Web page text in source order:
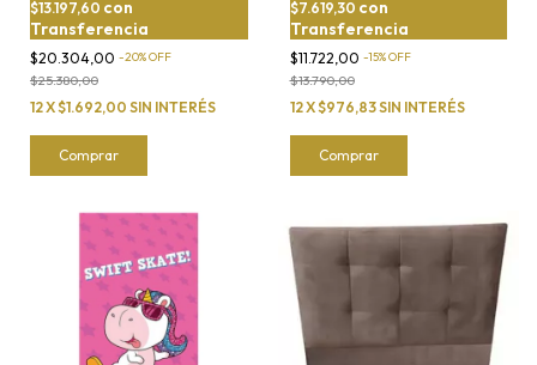
$20.304,00 -20%OFF
$25.380,00
$13.197,60 con
Transferencia
12X$1.692,00 SIN INTERÉS
$11.722,00 -15%OFF
$13.790,00
$7.619,30 con
Transferencia
12X$976,83SIN INTERÉS
Comprar